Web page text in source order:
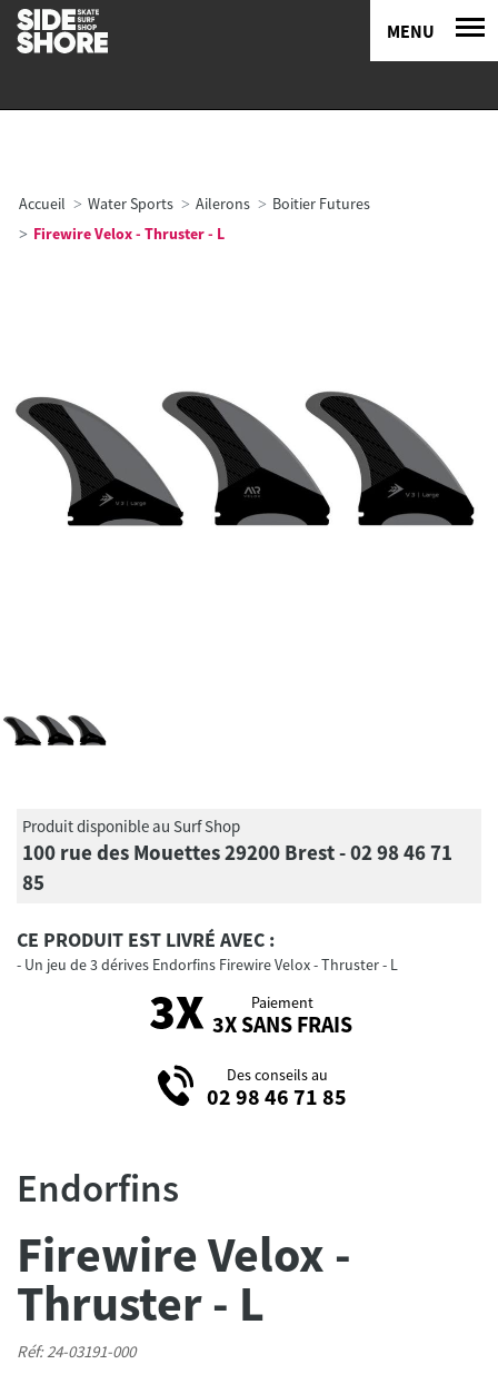
MENU
Accueil Water Sports Ailerons
Boitier Futures
Firewire Velox - Thruster - L
Produit disponible au Surf Shop
100 rue des Mouettes 29200 Brest - 02 98 46 71
85
CE PRODUIT EST LIVRÉ AVEC :
Un jeu de 3 dérives Endorfins Firewire Velox - Thruster - L
Paiement
3X SANS FRAIS
Des conseils au
02 98 46 71 85
Endorfins
Firewire Velox -
Thruster - L
Réf: 24-03191-000